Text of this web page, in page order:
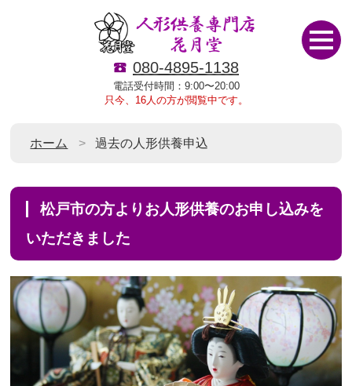
080-4895-1138
電話受付時間：9:00〜20:00
只今、16人の方が閲覧中です。
ホーム 過去の人形供養申込
松戸市の方よりお人形供養のお申し込みを
いただきました